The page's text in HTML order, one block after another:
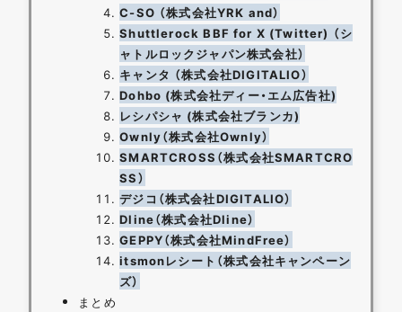
C-SO （株式会社YRK and）
Shuttlerock BBF for X (Twitter) （シ
ャトルロックジャパン株式会社）
キャンタ （株式会社DIGITALIO）
Dohbo (株式会社ディー・エム広告社)
レシパシャ (株式会社ブランカ)
Ownly（株式会社Ownly）
SMARTCROSS（株式会社SMARTCRO
SS）
デジコ（株式会社DIGITALIO）
Dline（株式会社Dline）
GEPPY（株式会社MindFree）
itsmonレシート（株式会社キャンペーン
ズ）
まとめ